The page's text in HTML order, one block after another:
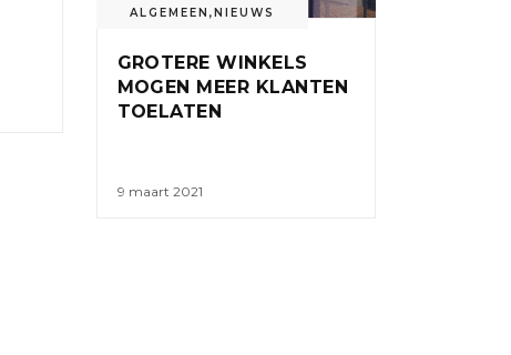
ALGEMEEN , NIEUWS
GROTERE WINKELS
MOGEN MEER KLANTEN
TOELATEN
9 maart 2021